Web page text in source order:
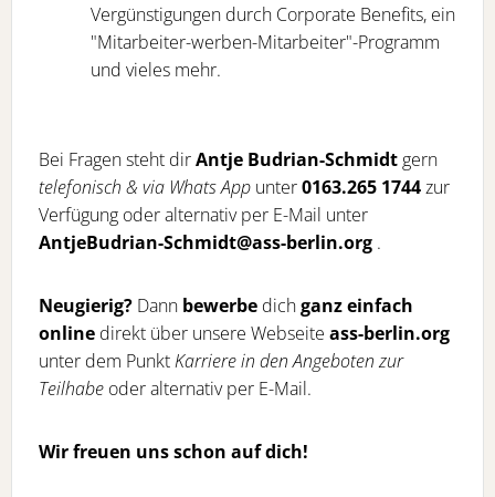
Vergünstigungen durch Corporate Benefits, ein
"Mitarbeiter-werben-Mitarbeiter"-Programm
und vieles mehr.
Bei Fragen steht dirAntje Budrian-Schmidt gern
telefonisch & via Whats App unter0163.265 1744zur
Verfügung oder alternativ per E-Mail unter
AntjeBudrian-Schmidt@ass-berlin.org .
Neugierig? Dann bewerbe dichganz einfach
online direkt über unsere Webseite ass-berlin.org
unter dem PunktKarriere in den Angeboten zur
Teilhabe oder alternativ per E-Mail.
Wir freuen uns schon auf dich!